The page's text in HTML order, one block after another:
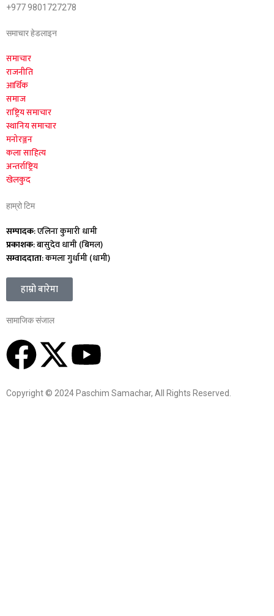
+977 9801727278
समाचार हेडलाइन
समाचार
राजनीति
आर्थिक
समाज
राष्ट्रिय समाचार
स्थानिय समाचार
मनोरञ्जन
कला साहित्य
अन्तर्राष्ट्रिय
खेलकुद
हाम्रो टिम
सम्पादक: एलिना कुमारी धामी
प्रकाशक: बासुदेव धामी (बिमल)
सम्वाददाता: कमला गुर्धामी (धामी)
हाम्रो बारेमा
सामाजिक संजाल
Copyright © 2024 Paschim Samachar, All Rights Reserved.